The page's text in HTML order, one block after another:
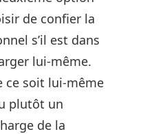
de confier la
s’il est dans
lui-même.
ce soit lui-même
plutôt un
de la